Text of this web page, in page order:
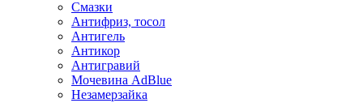
Смазки
Антифриз, тосол
Антигель
Антикор
Антигравий
Мочевина AdBlue
Незамерзайка